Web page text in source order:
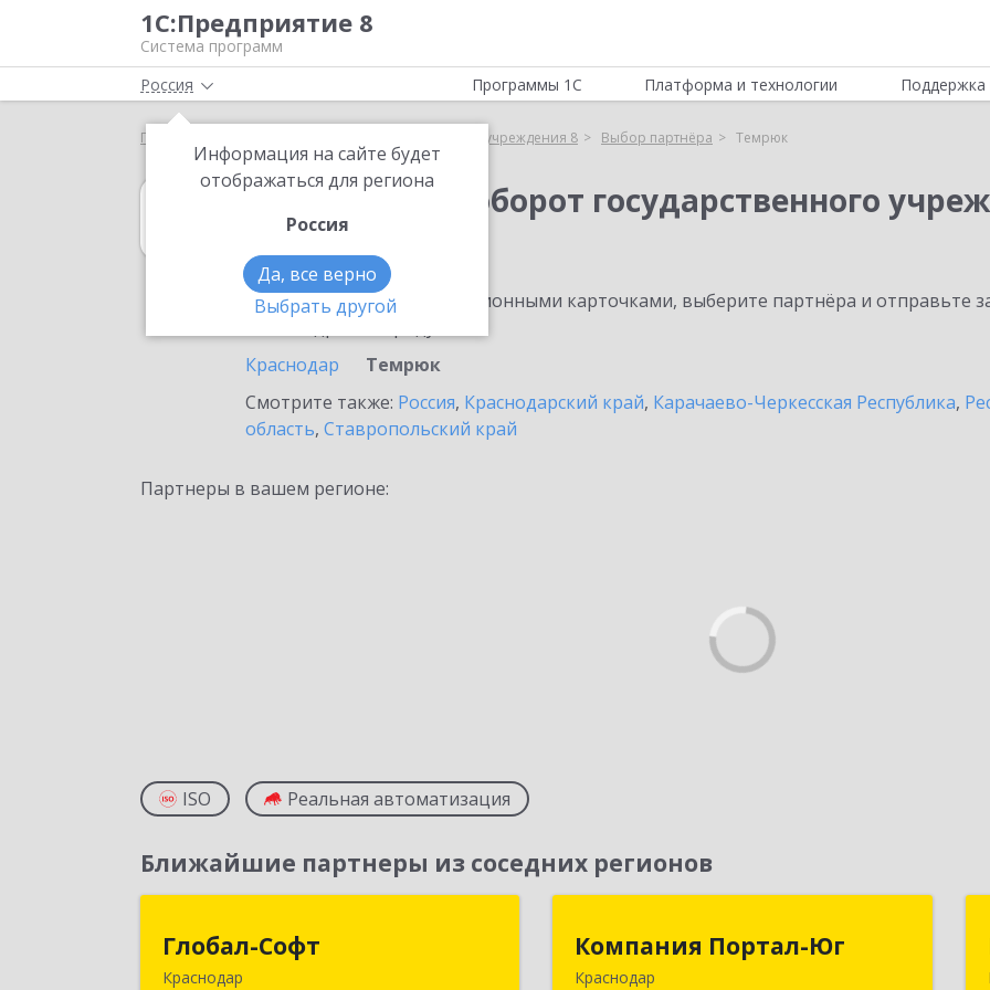
1С:Предприятие 8
Система программ
Россия
Информация на сайте будет
отображаться для региона
Россия
Да, все верно
Выбрать другой
Программы 1С Платформа и технологии Поддержка
Главная 1С:Документооборот государственного учреждения 8 Выбор партнёра Темрюк
1С:Документооборот государственного
в Темрюке
Ознакомьтесь с информационными карточками, выберите партнёра и отправьте
Краснодар
Темрюк
Смотрите также: Россия, Краснодарский край, Карачаево-Черкесская Республика,
область, Ставропольский край
Партнеры в вашем регионе:
ISO Реальная автоматизация
Ближайшие партнеры из соседних регионов
Глобал-Софт
Краснодар
Компания Портал-Юг
Краснодар